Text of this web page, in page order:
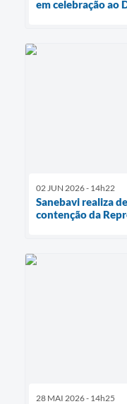
em celebração ao
02 JUN 2026 - 14h22
Sanebavi realiza
contenção da
28 MAI 2026 - 14h25